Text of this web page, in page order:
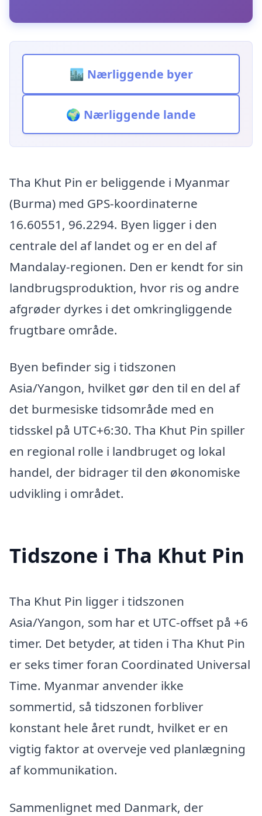
🏙️ Nærliggende byer
🌍 Nærliggende lande
Tha Khut Pin er beliggende i Myanmar
(Burma) med GPS-koordinaterne
16.60551, 96.2294. Byen ligger i den
centrale del af landet og er en del af
Mandalay-regionen. Den er kendt for sin
landbrugsproduktion, hvor ris og andre
afgrøder dyrkes i det omkringliggende
frugtbare område.
Byen befinder sig i tidszonen
Asia/Yangon, hvilket gør den til en del af
det burmesiske tidsområde med en
tidsskel på UTC+6:30. Tha Khut Pin spiller
en regional rolle i landbruget og lokal
handel, der bidrager til den økonomiske
udvikling i området.
Tidszone i Tha Khut Pin
Tha Khut Pin ligger i tidszonen
Asia/Yangon, som har et UTC-offset på +6
timer. Det betyder, at tiden i Tha Khut Pin
er seks timer foran Coordinated Universal
Time. Myanmar anvender ikke
sommertid, så tidszonen forbliver
konstant hele året rundt, hvilket er en
vigtig faktor at overveje ved planlægning
af kommunikation.
Sammenlignet med Danmark, der